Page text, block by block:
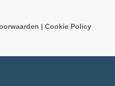
| Cookie Policy